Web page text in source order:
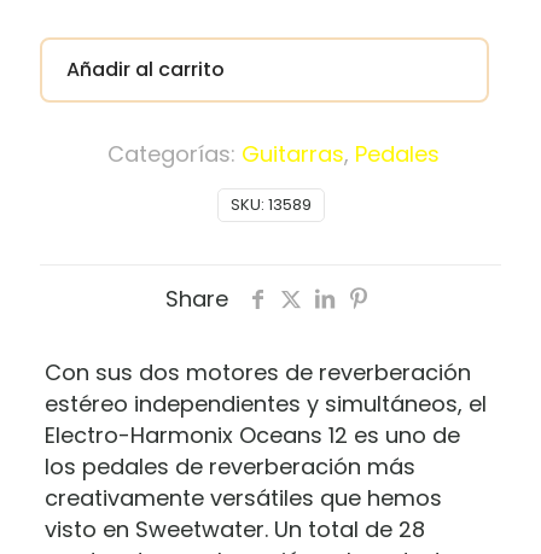
Añadir al carrito
SKU: 13589
Categorías: Guitarras, Pedales
Share
Con sus dos motores de reverberación
estéreo independientes y simultáneos, el
Electro-Harmonix Oceans 12 es uno de
los pedales de reverberación más
creativamente versátiles que hemos
visto en Sweetwater. Un total de 28